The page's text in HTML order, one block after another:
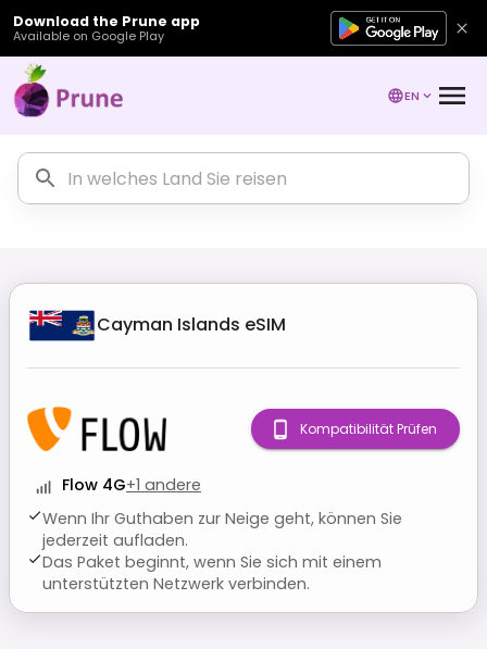
Download the Prune app
Available on Google Play
EN
Cayman Islands eSIM
Flow 4G+1 andere
Wenn Ihr Guthaben zur Neige geht, können Sie
jederzeit aufladen.
Das Paket beginnt, wenn Sie sich mit einem
unterstützten Netzwerk verbinden.
Kompatibilität Prüfen